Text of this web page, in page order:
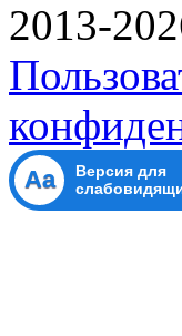
2013-
Aa
Версия для